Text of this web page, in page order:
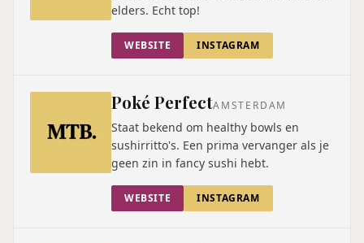
elders. Echt top!
WEBSITE INSTAGRAM
Poké PerfectAMSTERDAM
Staat bekend om healthy bowls en
sushirritto's. Een prima vervanger als je
geen zin in fancy sushi hebt.
WEBSITE INSTAGRAM